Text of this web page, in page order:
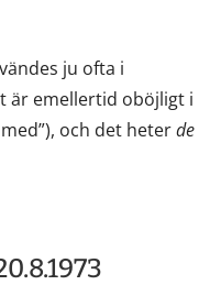
ju ofta i
är emellertid oböjligt i
och det heterde